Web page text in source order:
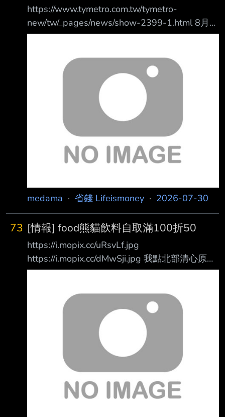
https://www.tymetro.com.tw/tymetro-
new/tw/_pages/news/show-2399-1.html 8月1
日至7日推出「原民風穿搭‧桃捷免費搭」 只要穿
免費搭乘機場捷運 桃捷公司響應推出「原民風
穿搭‧桃捷免費搭」活動，不限原住民族身分，
只要於8月1日 至7日期間穿著原住民族傳統服
飾，或配戴具有原民特色圖騰、紋飾的飾品、包
包、鞋款 等配件，即可享有不限次數免費搭乘
機場捷運的優惠。旅客進出各車站閘門時，只需
主動 至旅客詢問處出
medama · 省錢 Lifeismoney · 2026-07-30
73 [情報] food熊貓飲料自取滿100折50
https://i.mopix.cc/uRsvLf.jpg
https://i.mopix.cc/dMwSji.jpg 我點北部清心原價
一杯40自取八折 三杯差一點滿百 所以加仙草凍